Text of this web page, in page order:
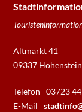
Altmarkt 41
09337
Telefon
03723
E-Mail